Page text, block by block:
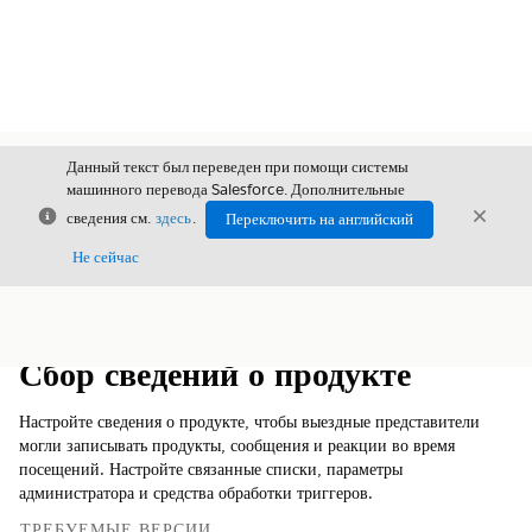
Закрыть
Данный текст был переведен при помощи системы
машинного перевода Salesforce. Дополнительные
сведения см. здесь.
Переключить на английский
Не сейчас
Сбор сведений о продукте
Настройте сведения о продукте, чтобы выездные представители
могли записывать продукты, сообщения и реакции во время
посещений. Настройте связанные списки, параметры
администратора и средства обработки триггеров.